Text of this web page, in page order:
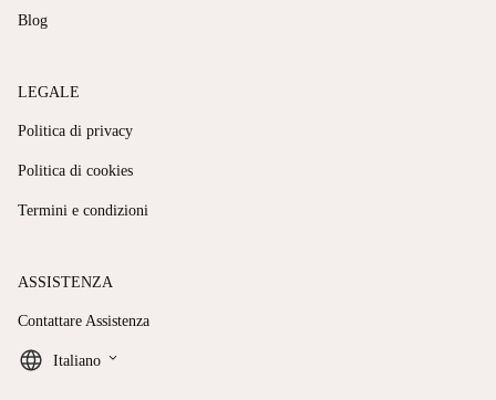
Blog
LEGALE
Politica di privacy
Politica di cookies
Termini e condizioni
ASSISTENZA
Contattare Assistenza
Italiano keyboard_arrow_down